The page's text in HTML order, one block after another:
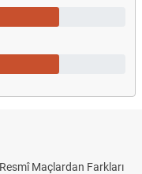
Maçlardan Farkları